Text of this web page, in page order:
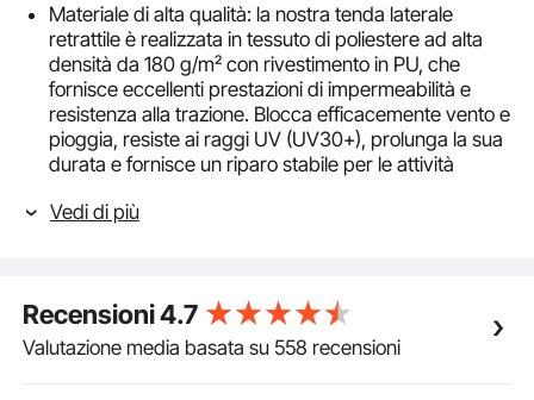
Materiale di alta qualità: la nostra tenda laterale
retrattile è realizzata in tessuto di poliestere ad alta
densità da 180 g/m² con rivestimento in PU, che
fornisce eccellenti prestazioni di impermeabilità e
resistenza alla trazione. Blocca efficacemente vento e
pioggia, resiste ai raggi UV (UV30+), prolunga la sua
durata e fornisce un riparo stabile per le attività
Struttura robusta e durevole: il design innovativo
materiale di ferro ad alta resistenza con verniciatura a
polvere, garantendo un aspetto elegante e resistenza
alla corrosione, ma fornendo anche elevata
Vedi di più
Recensioni4.7
Valutazione media basata su 558 recensioni